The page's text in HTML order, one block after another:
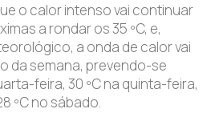
o calor intenso vai continuar
a rondar os 35 ºC, e,
a onda de calor vai
da semana, prevendo-se
feira, 30 ºC na quinta-feira,
ºC no sábado.